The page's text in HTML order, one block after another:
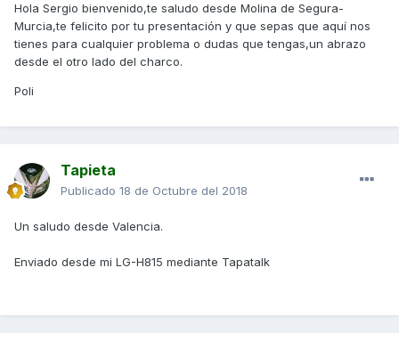
Hola Sergio bienvenido,te saludo desde Molina de Segura-
Murcia,te felicito por tu presentación y que sepas que aquí nos
tienes para cualquier problema o dudas que tengas,un abrazo
desde el otro lado del charco.
Poli
Tapieta
Publicado 18 de Octubre del 2018
Un saludo desde Valencia.
Enviado desde mi LG-H815 mediante Tapatalk